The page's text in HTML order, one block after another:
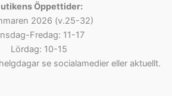
Öppettider:
2026 (v.25-32)
Fredag: 11-17
Lördag: 10-15
se socialamedier eller aktuellt.